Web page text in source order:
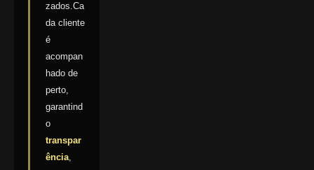
zados.Ca
da cliente
é
acompan
hado de
perto,
garantind
o
transpar
ência,